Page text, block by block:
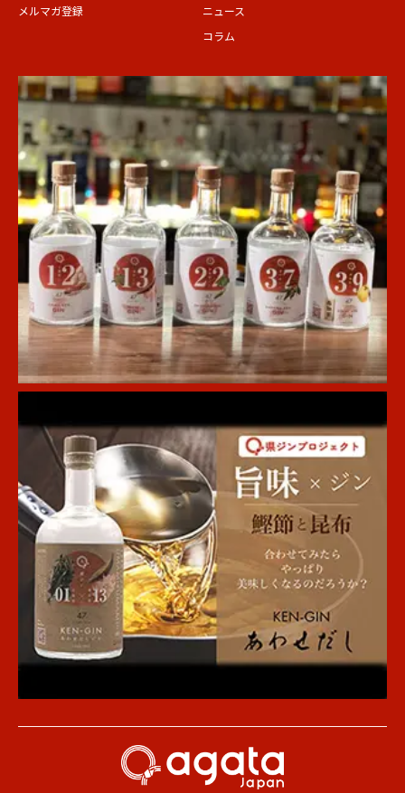
メルマガ登録
ニュース
コラム